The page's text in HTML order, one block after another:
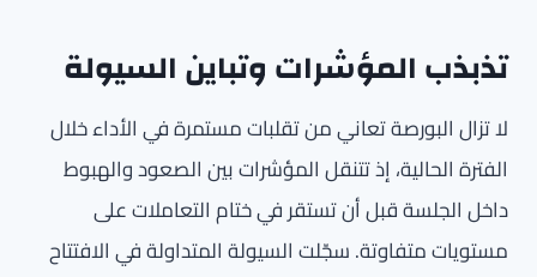
تذبذب المؤشرات وتباين السيولة
لا تزال البورصة تعاني من تقلبات مستمرة في الأداء خلال
الفترة الحالية، إذ تتنقل المؤشرات بين الصعود والهبوط
داخل الجلسة قبل أن تستقر في ختام التعاملات على
مستويات متفاوتة. سجّلت السيولة المتداولة في الافتتاح